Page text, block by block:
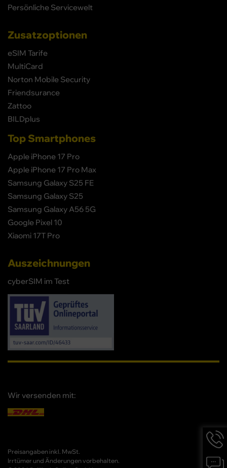
Persönliche Servicewelt
Zusatzoptionen
eSIM Tarife
MultiCard
Norton Mobile Security
Friendsurance
Zattoo
BILDplus
Top Smartphones
Apple iPhone 17 Pro
Apple iPhone 17 Pro Max
Samsung Galaxy S25 FE
Samsung Galaxy S25
Samsung Galaxy A56 5G
Google Pixel 10
Xiaomi 17T Pro
Auszeichnungen
cyberSIM im Test
Wir versenden mit:
Preisangaben inkl. MwSt.
Irrtümer und Änderungen vorbehalten.
Chat-